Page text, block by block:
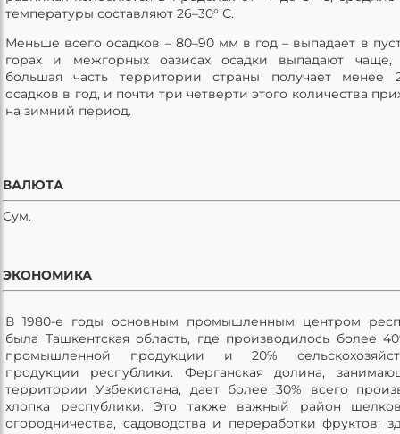
температуры составляют 26–30° С.
Меньше всего осадков – 80–90 мм в год – выпадает в
горах и межгорных оазисах осадки выпадают чаще,
большая часть территории страны получает менее
осадков в год, и почти три четверти этого количества
на зимний период.
ВАЛЮТА
Сум.
ЭКОНОМИКА
В 1980-е годы основным промышленным центром
была Ташкентская область, где производилось более
промышленной продукции и 20%
продукции республики. Ферганская долина,
территории Узбекистана, дает более 30% всего
хлопка республики. Это также важный район
огородничества, садоводства и переработки фруктов;